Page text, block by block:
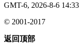
GMT-6, 2026-8-6 14:33
© 2001-2017
返回顶部